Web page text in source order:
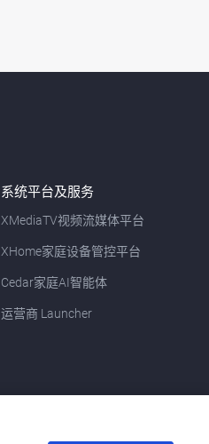
系统平台及服务
XMediaTV视频流媒体平台
XHome家庭设备管控平台
Cedar家庭AI智能体
运营商 Launcher